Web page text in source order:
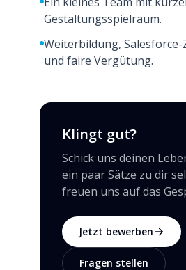
Gestaltungsspielraum.
Weiterbildung,
und faire Vergütung.
Klingt gut?
Schick uns deinen
ein paar Sätze zu dir
freuen uns auf das
Jetzt bewerben
Fragen stellen